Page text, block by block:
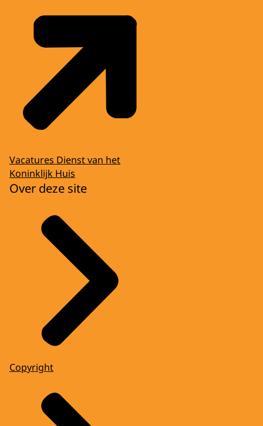
Vacatures Dienst van het
Koninklijk Huis
Over deze site
Copyright